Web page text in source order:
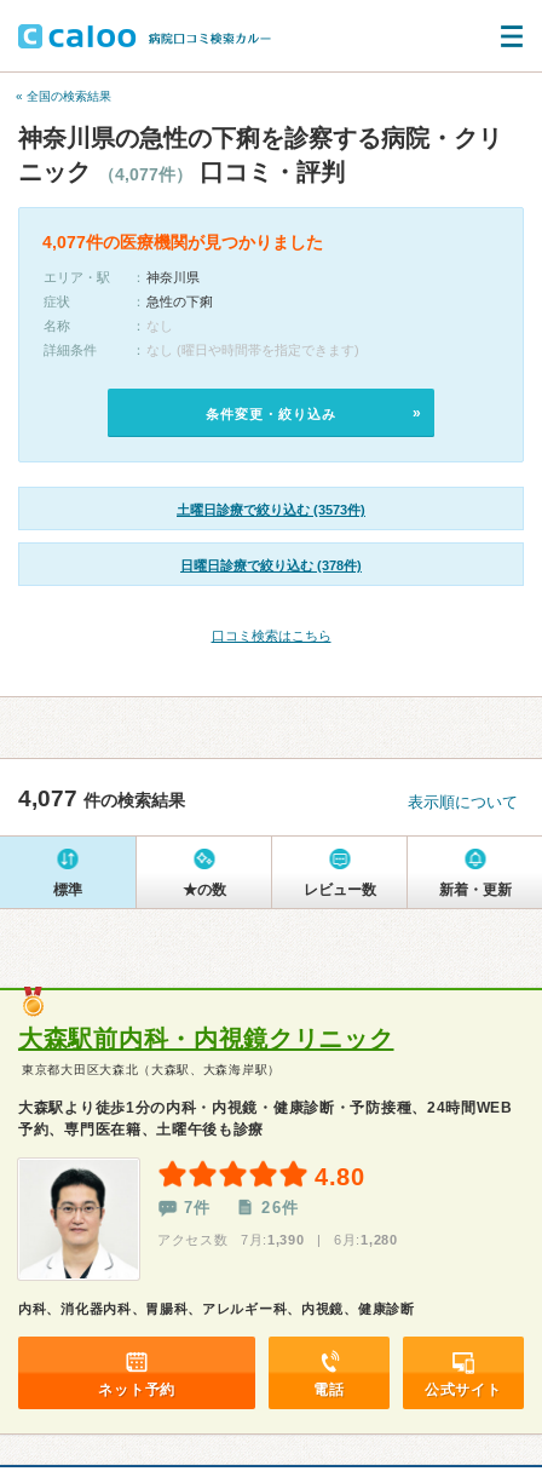
« 全国の検索結果
神奈川県の急性の下痢を診察する病院・クリ
ニック
（4,077件） 口コミ・評判
4,077件の医療機関が見つかりました
エリア・駅
神奈川県
症状
急性の下痢
名称
なし
詳細条件
なし (曜日や時間帯を指定できます)
条件変更・絞り込み
土曜日診療で絞り込む (3573件)
日曜日診療で絞り込む (378件)
口コミ検索はこちら
4,077 件の検索結果 表示順について
標準 ★の数 レビュー数 新着・更新
大森駅前内科・内視鏡クリニック
東京都大田区大森北（大森駅、大森海岸駅）
大森駅より徒歩1分の内科・内視鏡・健康診断・予防接種、24時間WEB
予約、専門医在籍、土曜午後も診療
4.80
7件 26件
アクセス数 7月: 1,390 | 6月: 1,280
内科、消化器内科、胃腸科、アレルギー科、内視鏡、健康診断
ネット予約 電話 公式サイト